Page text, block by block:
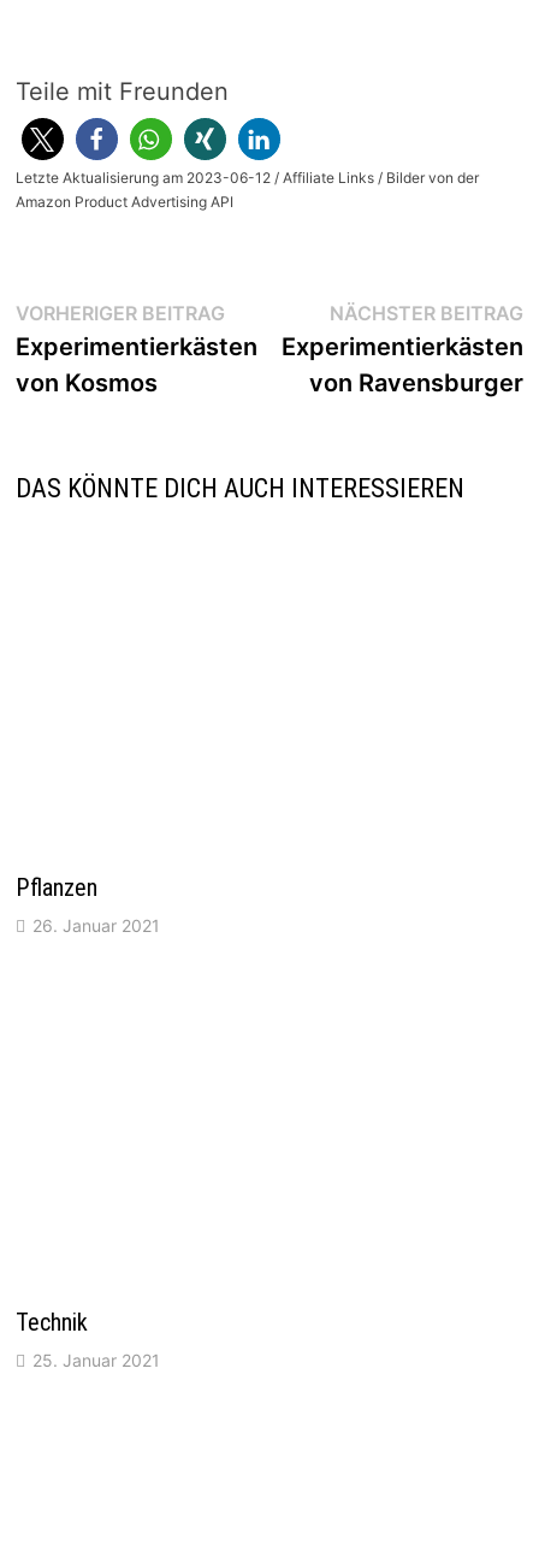
Teile mit Freunden
Letzte Aktualisierung am 2023-06-12 / Affiliate Links / Bilder von der
Amazon Product Advertising API
Beitragsnavigation
VORHERIGER BEITRAGVorheriger
Beitrag:
Experimentierkästen
von Kosmos
NÄCHSTER BEITRAG
Experimentierkästen
von Ravensburger
DAS KÖNNTE DICH AUCH INTERESSIEREN
Pflanzen
26. Januar 2021
Technik
25. Januar 2021